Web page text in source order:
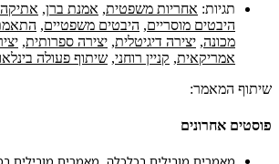
תגיות: אחריות משפטית, אמנת ברן,
היבטים מוסריים, היבטים משפטיים,
מכונה, יצירה דיגיטלית, יצירה ספרותית,
אמריקאית, קניין רוחני, שיתוף פעולה
שיתוף המאמר:
פוסטים אחרונים